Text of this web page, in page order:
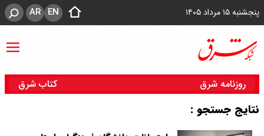
پنجشنبه ۱۵ مرداد ۱۴۰۵ EN
AR
روزنامه شرق کتاب شرق
نتایج جستجو :